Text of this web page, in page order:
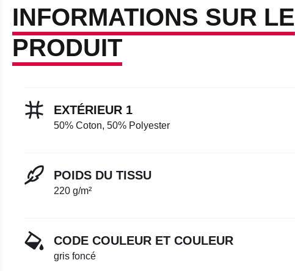
INFORMATIONS SUR LE
PRODUIT
EXTÉRIEUR 1
50% Coton, 50% Polyester
POIDS DU TISSU
220 g/m²
CODE COULEUR ET COULEUR
gris foncé